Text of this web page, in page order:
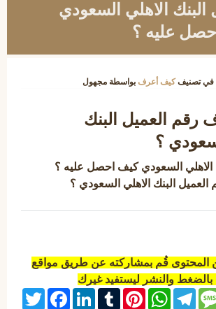
البنك الاهلي السعودي
عليه ؟
في تصنيفكيف أعرف بواسطة مجهول
رقم العميل البنك
؟
الاهلي السعودي كيف احصل عليه ؟
البنك الاهلي السعودي ؟
المحتوى قُم بمشاركته عن طريق مواقع
والنشر ليستفيد غيرك
Twitter
FacebookLinkedInTumblrPinterest
WhatsAppTelegram